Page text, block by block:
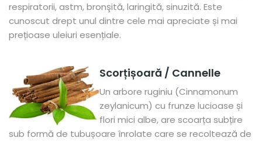
respiratorii, astm, bronşită, laringită, sinuzită. Este
cunoscut drept unul dintre cele mai apreciate și mai
prețioase uleiuri esențiale.
Scorțișoară / Cannelle
Un arbore ruginiu (Cinnamonum
zeylanicum) cu frunze lucioase și
flori mici albe, are scoarța subțire
sub formă de tubușoare înrolate care se recoltează de